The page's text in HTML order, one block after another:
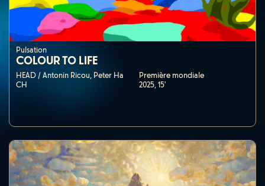
Pulsation
COLOUR TO LIFE
HEAD / Antonin Ricou, Peter Ha
CH
Première mondiale
2025,15'